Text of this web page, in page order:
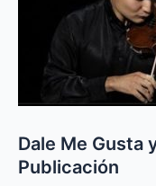
Dale Me Gusta
Publicación